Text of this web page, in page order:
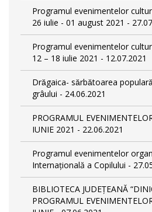
Programul evenimentelor
26 iulie - 01 august 2021 -
Programul evenimentelor
12 – 18 iulie 2021 - 12.07.2021
Drăgaica- sărbătoarea
grâului - 24.06.2021
PROGRAMUL
IUNIE 2021 - 22.06.2021
Programul evenimentelor
Internațională a Copilului -
BIBLIOTECA JUDEȚEANĂ
PROGRAMUL